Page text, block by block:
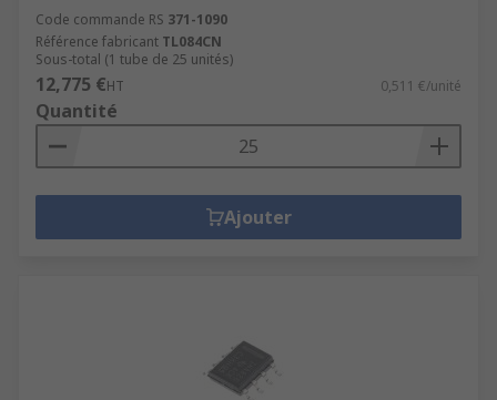
Code commande RS 371-1090
Référence fabricant TL084CN
Sous-total (1 tube de 25 unités)
12,775 €HT 0,511 €/unité
Quantité
Ajouter